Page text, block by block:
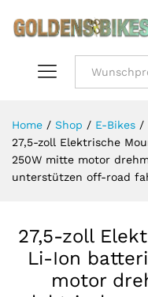
Home / Shop / E-Bikes /
27,5-zoll Elektrische
250W mitte motor
unterstützen off-road
27,5-zoll
Li-Ion
motor